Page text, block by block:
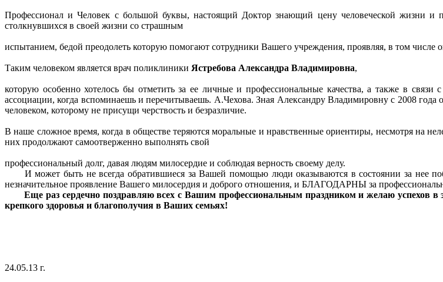
Профессионал и Человек с большой буквы, настоящий Доктор знающий цену человеческой жизни и
столкнувшихся в своей жизни со страшным
испытанием, бедой преодолеть которую помогают сотрудники Вашего учреждения, проявляя, в том числе
Таким человеком является врач поликлиники Ястребова Александра Владимировна,
которую особенно хотелось бы отметить за ее личные и профессиональные качества, а также в
ассоциации, когда вспоминаешь и перечитываешь. А.Чехова. Зная Александру Владимировну с 2008 года
человеком, которому не присущи черствость и безразличие.
В наше сложное время, когда в обществе теряются моральные и нравственные ориентиры, несмотря на
них продолжают самоотверженно выполнять свой
профессиональный долг, давая людям милосердие и соблюдая верность своему делу.
И может быть не всегда обратившиеся за Вашей помощью люди оказываются в состоянии за нее
незначительное проявление Вашего милосердия и доброго отношения, и БЛАГОДАРНЫ за
Еще раз сердечно поздравляю всех с Вашим профессиональным праздником и желаю успехов в
крепкого здоровья и благополучия в Ваших семьях!
24.05.13 г.